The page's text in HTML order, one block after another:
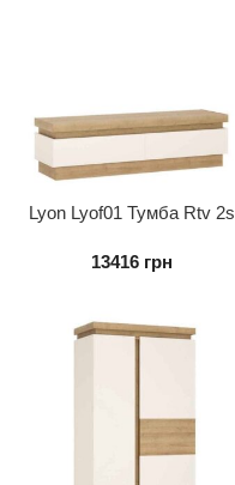
Lyon Lyof01 Тумба Rtv 2s
13416 грн